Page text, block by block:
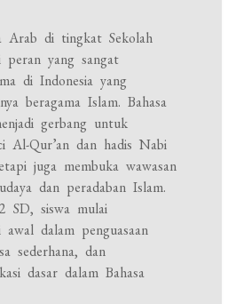
Arab di tingkat Sekolah
peran yang sangat
di Indonesia yang
beragama Islam. Bahasa
gerbang untuk
Al-Qur’an dan hadis Nabi
juga membuka wawasan
dan peradaban Islam.
SD, siswa mulai
awal dalam penguasaan
sederhana, dan
dasar dalam Bahasa